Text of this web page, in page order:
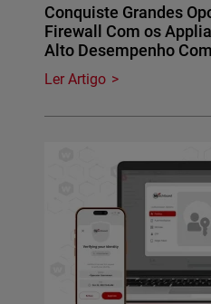
Conquiste Grandes
Firewall Com os
Alto Desempenho
Ler Artigo